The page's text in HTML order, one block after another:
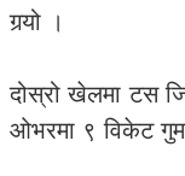
गर्‍यो ।
दोस्रो खेलमा टस
ओभरमा ९ विकेट